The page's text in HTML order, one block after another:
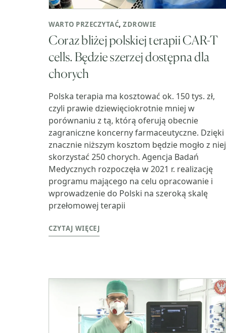
WARTO PRZECZYTAĆ,ZDROWIE
Coraz bliżej polskiej terapii CAR-T
cells. Będzie szerzej dostępna dla
chorych
Polska terapia ma kosztować ok. 150 tys. zł,
czyli prawie dziewięciokrotnie mniej w
porównaniu z tą, którą oferują obecnie
zagraniczne koncerny farmaceutyczne. Dzięki
znacznie niższym kosztom będzie mogło z niej
skorzystać 250 chorych. Agencja Badań
Medycznych rozpoczęła w 2021 r. realizację
programu mającego na celu opracowanie i
wprowadzenie do Polski na szeroką skalę
przełomowej terapii
CZYTAJ WIĘCEJ